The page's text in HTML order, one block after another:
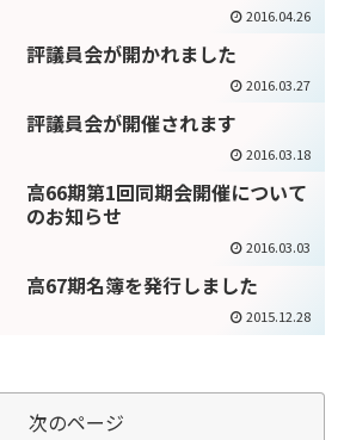
2016.04.26
評議員会が開かれました
2016.03.27
評議員会が開催されます
2016.03.18
高66期第1回同期会開催について
のお知らせ
2016.03.03
高67期名簿を発行しました
2015.12.28
次のページ